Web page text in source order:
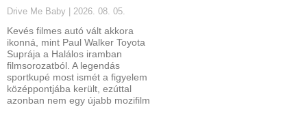
Drive Me Baby 2026. 08. 05.
Kevés filmes autó vált akkora
ikonná, mint Paul Walker Toyota
Suprája a Halálos iramban
filmsorozatból. A legendás
sportkupé most ismét a figyelem
középpontjába került, ezúttal
azonban nem egy újabb mozifilm